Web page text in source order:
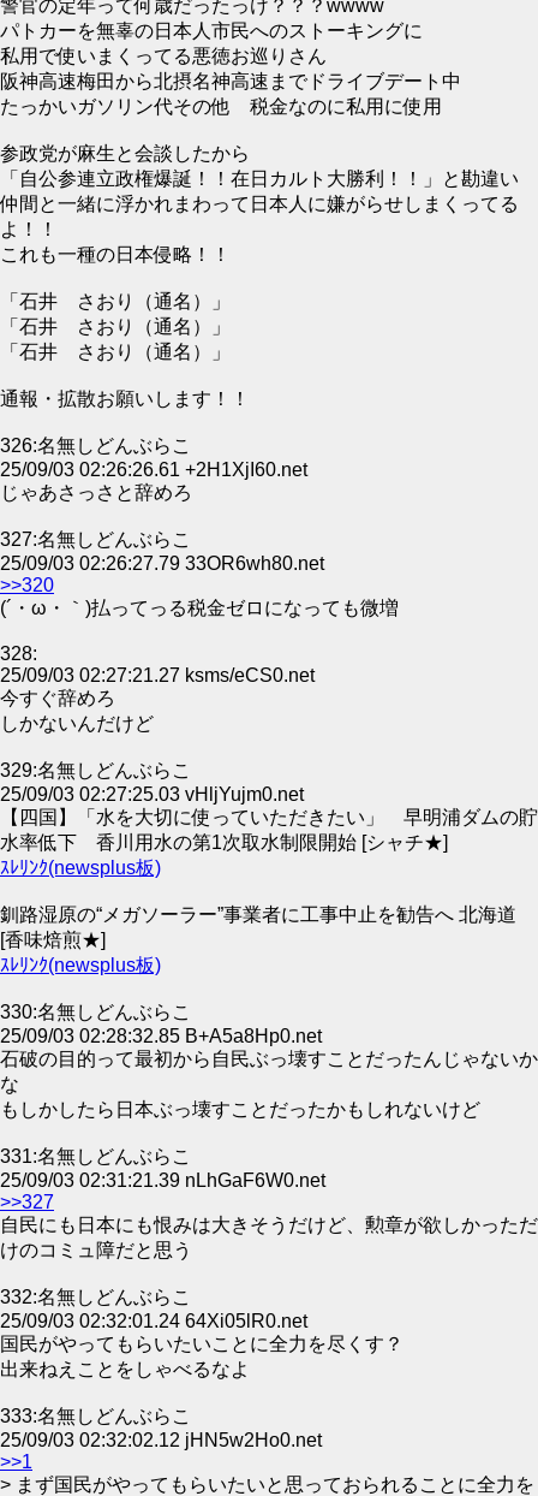
警官の定年って何歳だったっけ？？？wwww
パトカーを無辜の日本人市民へのストーキングに
私用で使いまくってる悪徳お巡りさん
阪神高速梅田から北摂名神高速までドライブデート中
たっかいガソリン代その他 税金なのに私用に使用
参政党が麻生と会談したから
「自公参連立政権爆誕！！在日カルト大勝利！！」と勘違い
仲間と一緒に浮かれまわって日本人に嫌がらせしまくってる
よ！！
これも一種の日本侵略！！
「石井 さおり（通名）」
「石井 さおり（通名）」
「石井 さおり（通名）」
通報・拡散お願いします！！
326:名無しどんぶらこ
25/09/03 02:26:26.61 +2H1XjI60.net
じゃあさっさと辞めろ
327:名無しどんぶらこ
25/09/03 02:26:27.79 33OR6wh80.net
>>320
(´・ω・｀)払ってっる税金ゼロになっても微増
328:
25/09/03 02:27:21.27 ksms/eCS0.net
今すぐ辞めろ
しかないんだけど
329:名無しどんぶらこ
25/09/03 02:27:25.03 vHljYujm0.net
【四国】「水を大切に使っていただきたい」 早明浦ダムの貯
水率低下 香川用水の第1次取水制限開始 [シャチ★]
ｽﾚﾘﾝｸ(newsplus板)
釧路湿原の“メガソーラー”事業者に工事中止を勧告へ 北海道
[香味焙煎★]
ｽﾚﾘﾝｸ(newsplus板)
330:名無しどんぶらこ
25/09/03 02:28:32.85 B+A5a8Hp0.net
石破の目的って最初から自民ぶっ壊すことだったんじゃないか
な
もしかしたら日本ぶっ壊すことだったかもしれないけど
331:名無しどんぶらこ
25/09/03 02:31:21.39 nLhGaF6W0.net
>>327
自民にも日本にも恨みは大きそうだけど、勲章が欲しかっただ
けのコミュ障だと思う
332:名無しどんぶらこ
25/09/03 02:32:01.24 64Xi05lR0.net
国民がやってもらいたいことに全力を尽くす？
出来ねえことをしゃべるなよ
333:名無しどんぶらこ
25/09/03 02:32:02.12 jHN5w2Ho0.net
>>1
> まず国民がやってもらいたいと思っておられることに全力を